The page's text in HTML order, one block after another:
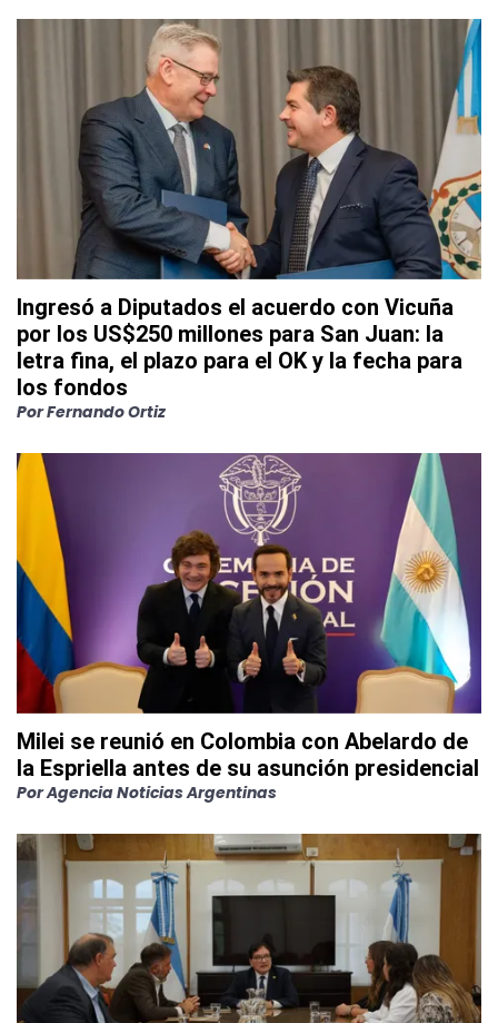
Ingresó a Diputados el acuerdo con Vicuña
por los US$250 millones para San Juan: la
letra fina, el plazo para el OK y la fecha para
los fondos
PorFernando Ortiz
Milei se reunió en Colombia con Abelardo de
la Espriella antes de su asunción presidencial
PorAgencia Noticias Argentinas